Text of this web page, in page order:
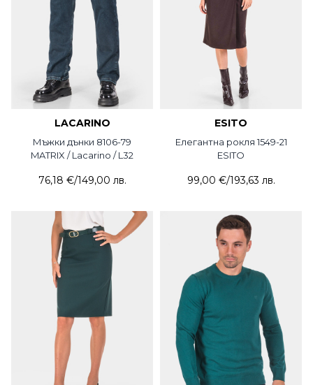
LACARINO
Мъжки дънки 8106-79
MATRIX / Lacarino / L32
76,18 €/149,00 лв.
ESITO
Елегантна рокля 1549-21
ESITO
99,00 €/193,63 лв.